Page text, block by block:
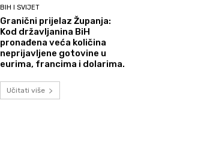
BIH I SVIJET
Granični prijelaz Županja:
Kod državljanina BiH
pronađena veća količina
neprijavljene gotovine u
eurima, francima i dolarima.
Učitati više